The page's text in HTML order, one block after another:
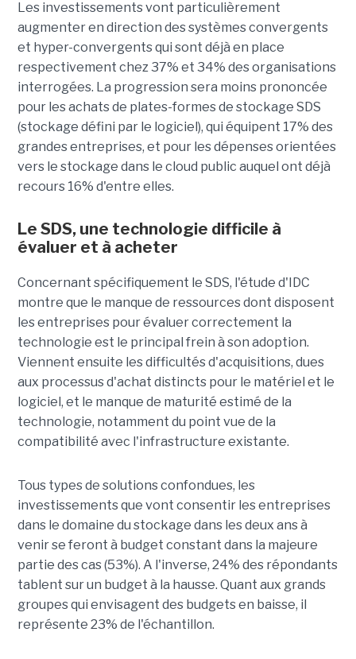
Les investissements vont particulièrement
augmenter en direction des systèmes convergents
et hyper-convergents qui sont déjà en place
respectivement chez 37% et 34% des organisations
interrogées. La progression sera moins prononcée
pour les achats de plates-formes de stockage SDS
(stockage défini par le logiciel), qui équipent 17% des
grandes entreprises, et pour les dépenses orientées
vers le stockage dans le cloud public auquel ont déjà
recours 16% d'entre elles.
Le SDS, une technologie difficile à
évaluer et à acheter
Concernant spécifiquement le SDS, l'étude d'IDC
montre que le manque de ressources dont disposent
les entreprises pour évaluer correctement la
technologie est le principal frein à son adoption.
Viennent ensuite les difficultés d'acquisitions, dues
aux processus d'achat distincts pour le matériel et le
logiciel, et le manque de maturité estimé de la
technologie, notamment du point vue de la
compatibilité avec l'infrastructure existante.
Tous types de solutions confondues, les
investissements que vont consentir les entreprises
dans le domaine du stockage dans les deux ans à
venir se feront à budget constant dans la majeure
partie des cas (53%). A l'inverse, 24% des répondants
tablent sur un budget à la hausse. Quant aux grands
groupes qui envisagent des budgets en baisse, il
représente 23% de l'échantillon.